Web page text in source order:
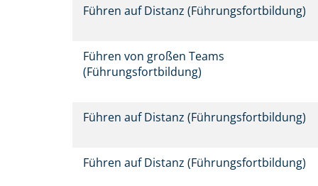
Führen auf Distanz (Führungsfortbildung)
Führen von großen Teams
(Führungsfortbildung)
Führen auf Distanz (Führungsfortbildung)
Führen auf Distanz (Führungsfortbildung)